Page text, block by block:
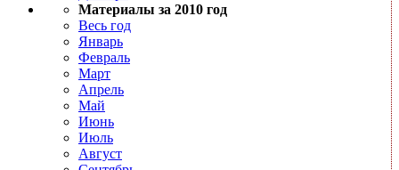
Материалы за 2010 год
Весь год
Январь
Февраль
Март
Апрель
Май
Июнь
Июль
Август